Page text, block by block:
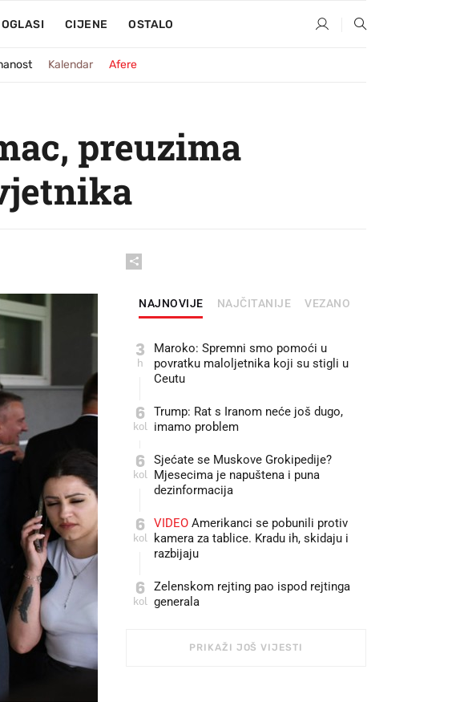
OGLASI CIJENE OSTALO
Kalendar Afere
preuzima
NAJNOVIJE NAJČITANIJE VEZANO
3
h
Maroko: Spremni smo pomoći u
povratku maloljetnika koji su stigli u
Ceutu
6
kol
Trump: Rat s Iranom neće još dugo,
imamo problem
6
kol
Sjećate se Muskove Grokipedije?
Mjesecima je napuštena i puna
dezinformacija
6
kol
VIDEO Amerikanci se pobunili protiv
kamera za tablice. Kradu ih, skidaju i
razbijaju
6
kol
Zelenskom rejting pao ispod rejtinga
generala
PRIKAŽI JOŠ VIJESTI